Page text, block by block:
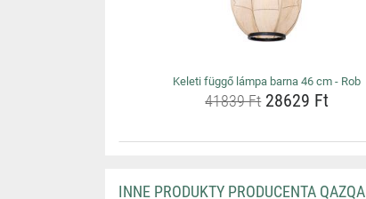
Keleti függő lámpa barna 46 cm - Rob
41839 Ft28629 Ft
INNE PRODUKTY PRODUCENTA QAZQA